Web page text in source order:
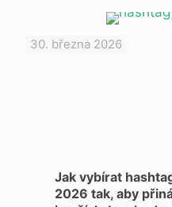
30. března 2026
Jak vybírat
2026 tak, aby